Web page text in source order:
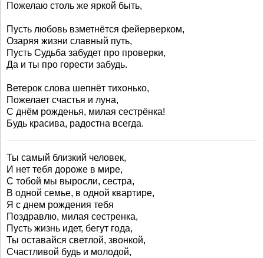
Пожелаю столь же яркой быть,
Пусть любовь взметнётся фейерверком,
Озаряя жизни славный путь,
Пусть Судьба забудет про проверки,
Да и ты про горести забудь.
Ветерок слова шепнёт тихонько,
Пожелает счастья и луна,
С днём рожденья, милая сестрёнка!
Будь красива, радостна всегда.
Ты самый близкий человек,
И нет тебя дороже в мире,
С тобой мы выросли, сестра,
В одной семье, в одной квартире,
Я с днем рождения тебя
Поздравлю, милая сестренка,
Пусть жизнь идет, бегут года,
Ты оставайся светлой, звонкой,
Счастливой будь и молодой,